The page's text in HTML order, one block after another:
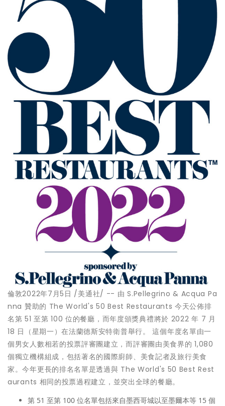
倫敦2022年7月5日 /美通社/ -- 由 S.Pellegrino & Acqua Pa
nna 贊助的 The World's 50 Best Restaurants 今天公佈排
名第 51 至第 100 位的餐廳，而年度頒獎典禮將於 2022 年 7 月
18 日（星期一）在法蘭德斯安特衛普舉行。 這個年度名單由一
個男女人數相若的投票評審團建立，而評審團由美食界的 1,080
個獨立機構組成，包括著名的國際廚師、美食記者及旅行美食
家。今年更長的排名名單是透過與 The World's 50 Best Rest
aurants 相同的投票過程建立，並突出全球的餐廳。
第 51 至第 100 位名單包括來自墨西哥城以至墨爾本等 15 個